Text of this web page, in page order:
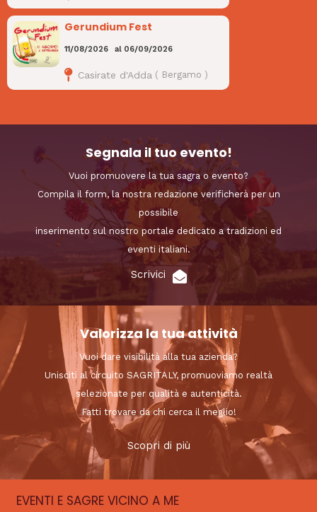
Gerundium Fest
11/08/2026 al 06/09/2026
Casirate d'Adda ( Bergamo )
Segnala il tuo evento!
Vuoi promuovere la tua sagra o evento?
Compila il form, la nostra redazione verificherà per un
possibile
inserimento sul nostro portale dedicato a tradizioni ed
eventi italiani.
Scrivici
Valorizza la tua attività
Vuoi dare visibilità alla tua azienda?
Unisciti al circuito SAGRITALY, promuoviamo realtà
selezionate per qualità e autenticità.
Fatti trovare da chi cerca il meglio!
Scopri di più
EVENTI E SAGRE VICINO A ME